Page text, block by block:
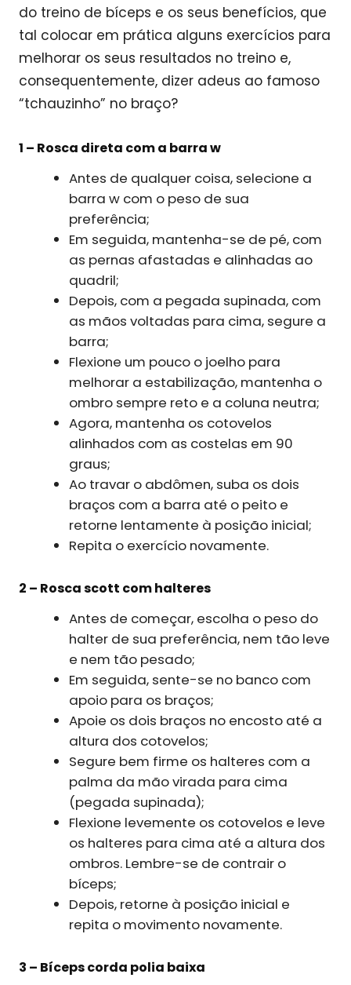
do treino de bíceps e os seus benefícios, que
tal colocar em prática alguns exercícios para
melhorar os seus resultados no treino e,
consequentemente, dizer adeus ao famoso
“tchauzinho” no braço?
1 – Rosca direta com a barra w
Antes de qualquer coisa, selecione a
barra w com o peso de sua
preferência;
Em seguida, mantenha-se de pé, com
as pernas afastadas e alinhadas ao
quadril;
Depois, com a pegada supinada, com
as mãos voltadas para cima, segure a
barra;
Flexione um pouco o joelho para
melhorar a estabilização, mantenha o
ombro sempre reto e a coluna neutra;
Agora, mantenha os cotovelos
alinhados com as costelas em 90
graus;
Ao travar o abdômen, suba os dois
braços com a barra até o peito e
retorne lentamente à posição inicial;
Repita o exercício novamente.
2 – Rosca scott com halteres
Antes de começar, escolha o peso do
halter de sua preferência, nem tão leve
e nem tão pesado;
Em seguida, sente-se no banco com
apoio para os braços;
Apoie os dois braços no encosto até a
altura dos cotovelos;
Segure bem firme os halteres com a
palma da mão virada para cima
(pegada supinada);
Flexione levemente os cotovelos e leve
os halteres para cima até a altura dos
ombros. Lembre-se de contrair o
bíceps;
Depois, retorne à posição inicial e
repita o movimento novamente.
3 – Bíceps corda polia baixa